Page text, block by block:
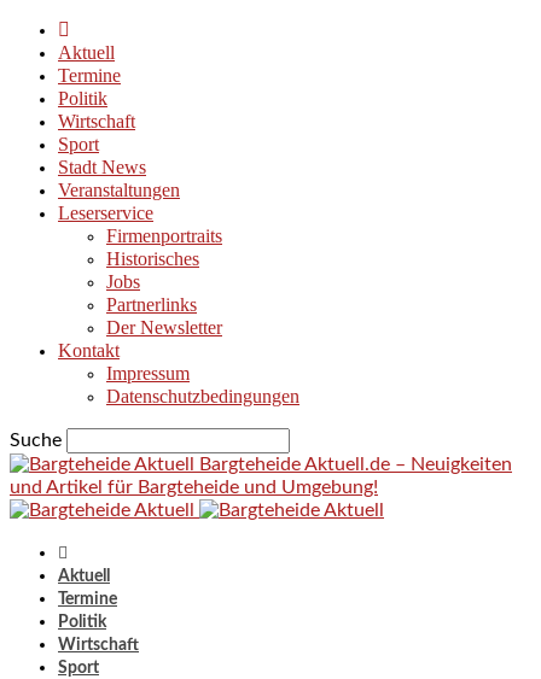
Aktuell
Termine
Politik
Wirtschaft
Sport
Stadt News
Veranstaltungen
Leserservice
Firmenportraits
Historisches
Jobs
Partnerlinks
Der Newsletter
Kontakt
Impressum
Datenschutzbedingungen
Suche
Bargteheide Aktuell.de – Neuigkeiten
und Artikel für Bargteheide und Umgebung!
Aktuell
Termine
Politik
Wirtschaft
Sport